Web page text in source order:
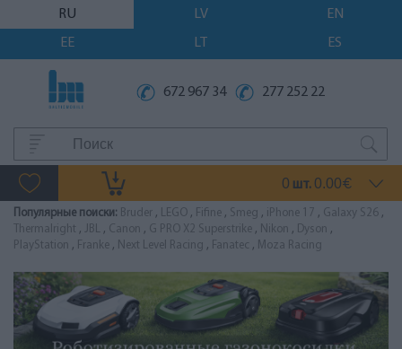
RU LV
EN
EE
LT ES
672 967 34 277 252 22
0 шт. 0.00€
Популярные поиски: Bruder , LEGO , Fifine , Smeg , iPhone 17 , Galaxy S26 ,
Thermalright , JBL , Canon , G PRO X2 Superstrike , Nikon , Dyson ,
PlayStation , Franke , Next Level Racing , Fanatec , Moza Racing